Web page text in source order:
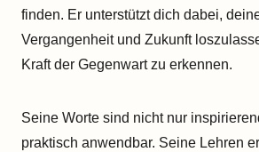
finden. Er unterstützt dich dabei,
Vergangenheit und Zukunft
Kraft der Gegenwart zu erkennen.
Seine Worte sind nicht nur
praktisch anwendbar. Seine Lehren